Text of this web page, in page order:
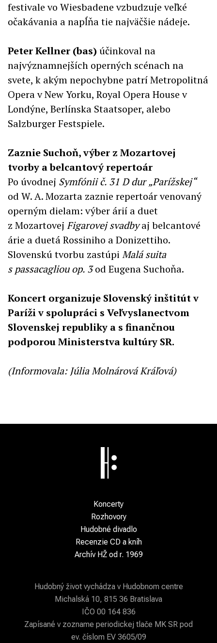
festivale vo Wiesbadene vzbudzuje veľké
očakávania a napĺňa tie najväčšie nádeje.
Peter Kellner (bas) účinkoval na
najvýznamnejších operných scénach na
svete, k akým nepochybne patrí Metropolitná
Opera v New Yorku, Royal Opera House v
Londýne, Berlínska Staatsoper, alebo
Salzburger Festspiele.
Zaznie Suchoň, výber z Mozartovej
tvorby a belcantový repertoár
Po úvodnej Symfónii č. 31 D dur „Parížskej“
od W. A. Mozarta zaznie repertoár venovaný
operným dielam: výber árií a duet
z Mozartovej Figarovej svadbyaj belcantové
árie a duetá Rossiniho a Donizettiho.
Slovenskú tvorbu zastúpi Malá suita
s passacagliou op. 3od Eugena Suchoňa.
Koncert organizuje Slovenský inštitút v
Paríži v spolupráci s Veľvyslanectvom
Slovenskej republiky a s finančnou
podporou Ministerstva kultúry SR.
(Informovala: Júlia Molnárová Kráľová)
Koncerty
Rozhovory
Hudobné divadlo
Recenzie CD a kníh
Archív HŽ od r. 1969
Hudobný život vychádza v Hudobnom centre
Michalská 10, 815 36 Bratislava
IČO 00 164 836
Zapísané v zozname periodickej tlače MK SR pod
ev. číslom EV 3605/09